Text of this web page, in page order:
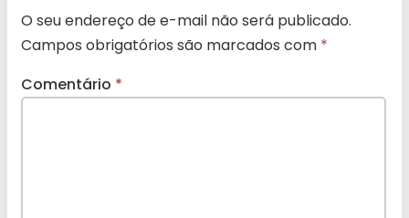
O seu endereço de e-mail não será publicado.
Campos obrigatórios são marcados com *
Comentário *